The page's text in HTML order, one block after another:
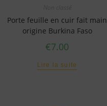
Non classé
Porte feuille en cuir fait main
origine Burkina Faso
€7.00
Lire la suite